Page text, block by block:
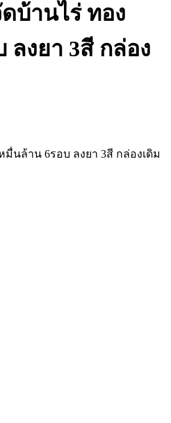
บ้านไร่ ทอง
ลงยา 3สี กล่อง
นล้าน 6รอบ ลงยา 3สี กล่องเดิม